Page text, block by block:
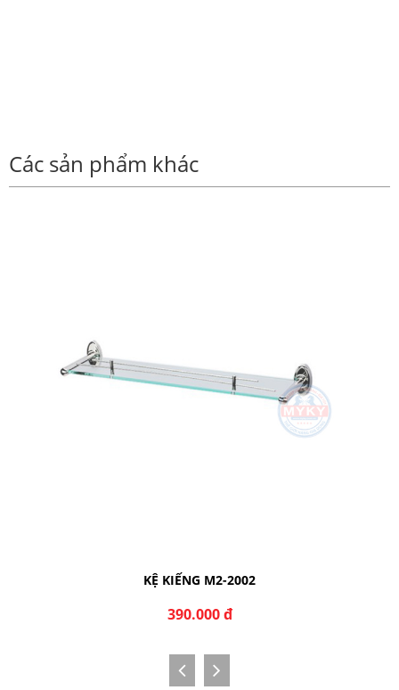
Các sản phẩm khác
KỆ KIẾNG M1-1002
440.000 đ